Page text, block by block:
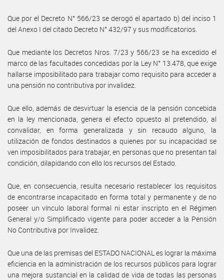
Que por el Decreto N° 566/23 se derogó el apartado b) del inciso 1
del Anexo I del citado Decreto N° 432/97 y sus modificatorios.
Que mediante los Decretos Nros. 7/23 y 566/23 se ha excedido el
marco de las facultades concedidas por la Ley N° 13.478, que exige
hallarse imposibilitado para trabajar como requisito para acceder a
una pensión no contributiva por invalidez.
Que ello, además de desvirtuar la esencia de la pensión concebida
en la ley mencionada, genera el efecto opuesto al pretendido, al
convalidar, en forma generalizada y sin recaudo alguno, la
utilización de fondos destinados a quienes por su incapacidad se
ven imposibilitados para trabajar, en personas que no presentan tal
condición, dilapidando con ello los recursos del Estado.
Que, en consecuencia, resulta necesario restablecer los requisitos
de encontrarse incapacitado en forma total y permanente y de no
poseer un vínculo laboral formal ni estar inscripto en el Régimen
General y/o Simplificado vigente para poder acceder a la Pensión
No Contributiva por Invalidez.
Que una de las premisas del ESTADO NACIONAL es lograr la máxima
eficiencia en la administración de los recursos públicos para lograr
una mejora sustancial en la calidad de vida de todas las personas